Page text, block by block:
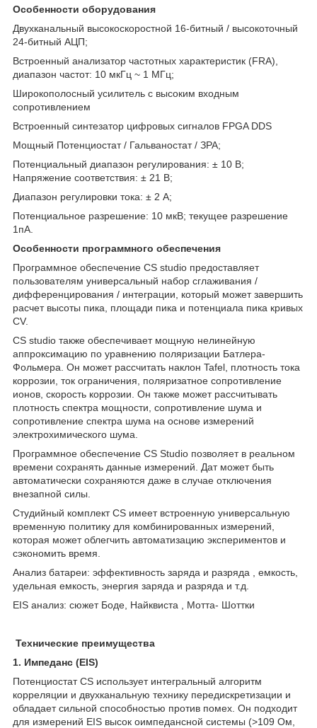
Особенности оборудования
Двухканальный высокоскоростной 16-битный / высокоточный
24-битный АЦП;
Встроенный анализатор частотных характеристик (FRA),
диапазон частот: 10 мкГц ~ 1 МГц;
Широкополосный усилитель с высоким входным
сопротивлением
Встроенный синтезатор цифровых сигналов FPGA DDS
Мощный Потенциостат / Гальваностат / ЗРА;
Потенциальный диапазон регулирования: ± 10 В;
Напряжение соответствия: ± 21 В;
Диапазон регулировки тока: ± 2 А;
Потенциальное разрешение: 10 мкВ; текущее разрешение
1пА.
Особенности программного обеспечения
Программное обеспечение CS studio предоставляет
пользователям универсальный набор сглаживания /
дифференцирования / интеграции, который может завершить
расчет высоты пика, площади пика и потенциала пика кривых
CV.
CS studio также обеспечивает мощную нелинейную
аппроксимацию по уравнению поляризации Батлера-
Фольмера. Он может рассчитать наклон Tafel, плотность тока
коррозии, ток ограничения, поляризатное сопротивление
ионов, скорость коррозии. Он также может рассчитывать
плотность спектра мощности, сопротивление шума и
сопротивление спектра шума на основе измерений
электрохимического шума.
Программное обеспечение CS Studio позволяет в реальном
времени сохранять данные измерений. Дат может быть
автоматически сохраняются даже в случае отключения
внезапной силы.
Студийный комплект CS имеет встроенную универсальную
временную политику для комбинированных измерений,
которая может облегчить автоматизацию экспериментов и
сэкономить время.
Анализ батареи: эффективность заряда и разряда , емкость,
удельная емкость, энергия заряда и разряда и т.д.
EIS анализ: сюжет Боде, Найквиста , Мотта- Шоттки
Технические преимущества
1. Импеданс (EIS)
Потенциостат CS использует интегральный алгоритм
корреляции и двухканальную технику передискретизации и
обладает сильной способностью против помех. Он подходит
для измерений EIS высок оимпедансной системы (>109 Ом,